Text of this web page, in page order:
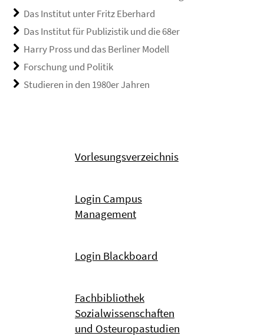
Das Institut unter Fritz Eberhard
Das Institut für Publizistik und die 68er
Harry Pross und das Berliner Modell
Forschung und Politik
Studieren in den 1980er Jahren
Vorlesungsverzeichnis
Login Campus
Management
Login Blackboard
Fachbibliothek
Sozialwissenschaften
und Osteuropastudien